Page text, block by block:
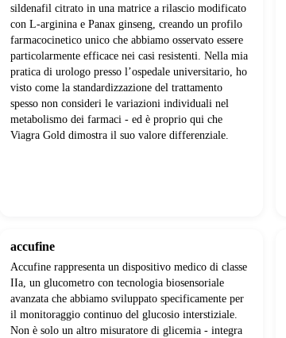
sildenafil citrato in una matrice a rilascio modificato
con L-arginina e Panax ginseng, creando un profilo
farmacocinetico unico che abbiamo osservato essere
particolarmente efficace nei casi resistenti. Nella mia
pratica di urologo presso l’ospedale universitario, ho
visto come la standardizzazione del trattamento
spesso non consideri le variazioni individuali nel
metabolismo dei farmaci - ed è proprio qui che
Viagra Gold dimostra il suo valore differenziale.
accufine
Accufine rappresenta un dispositivo medico di classe
IIa, un glucometro con tecnologia biosensoriale
avanzata che abbiamo sviluppato specificamente per
il monitoraggio continuo del glucosio interstiziale.
Non è solo un altro misuratore di glicemia - integra